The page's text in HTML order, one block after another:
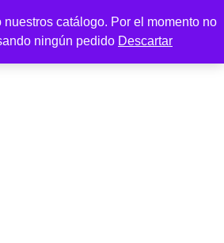
catálogo. Por el momento no
ningún pedido Descartar